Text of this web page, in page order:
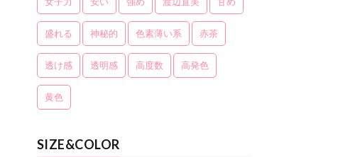
盛れる 神秘的 色素薄い系 赤茶
透け感 透明感 高度数 高発色
黄色
SIZE&COLOR